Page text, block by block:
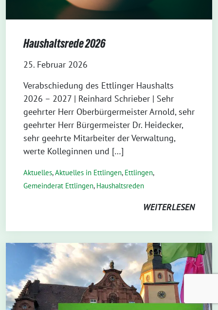
Haushaltsrede 2026
25. Februar 2026
Verabschiedung des Ettlinger Haushalts
2026 – 2027 | Reinhard Schrieber | Sehr
geehrter Herr Oberbürgermeister Arnold, sehr
geehrter Herr Bürgermeister Dr. Heidecker,
sehr geehrte Mitarbeiter der Verwaltung,
werte Kolleginnen und […]
Aktuelles,Aktuelles in Ettlingen, Ettlingen,
Gemeinderat Ettlingen, Haushaltsreden
WEITERLESEN